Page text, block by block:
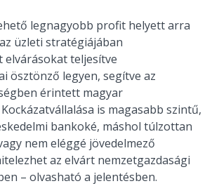
legnagyobb profit helyett arra
üzleti stratégiájában
elvárásokat teljesítve
ösztönző legyen, segítve az
érintett magyar
is magasabb szintű,
bankoké, máshol túlzottan
nem eléggé jövedelmező
az elvárt nemzetgazdasági
– olvasható a jelentésben.